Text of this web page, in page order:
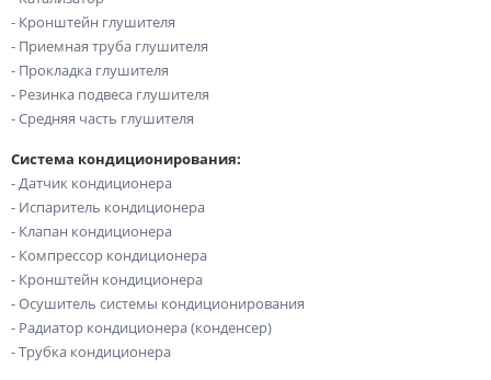
- Кронштейн глушителя
- Приемная труба глушителя
- Прокладка глушителя
- Резинка подвеса глушителя
- Средняя часть глушителя
Система кондиционирования:
- Датчик кондиционера
- Испаритель кондиционера
- Клапан кондиционера
- Компрессор кондиционера
- Кронштейн кондиционера
- Осушитель системы кондиционирования
- Радиатор кондиционера (конденсер)
- Трубка кондиционера